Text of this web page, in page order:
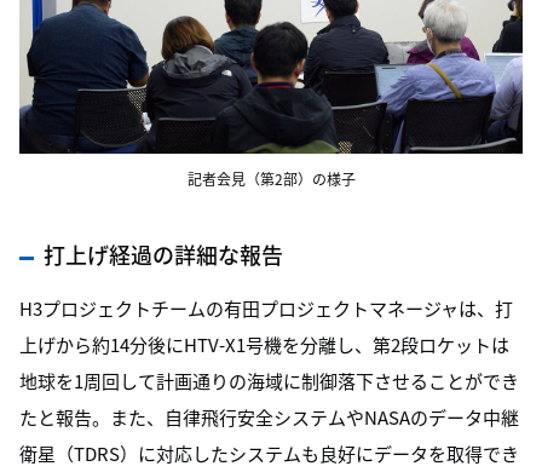
記者会見（第2部）の様子
打上げ経過の詳細な報告
H3プロジェクトチームの有田プロジェクトマネージャは、打
上げから約14分後にHTV-X1号機を分離し、第2段ロケットは
地球を1周回して計画通りの海域に制御落下させることができ
たと報告。また、自律飛行安全システムやNASAのデータ中継
衛星（TDRS）に対応したシステムも良好にデータを取得でき